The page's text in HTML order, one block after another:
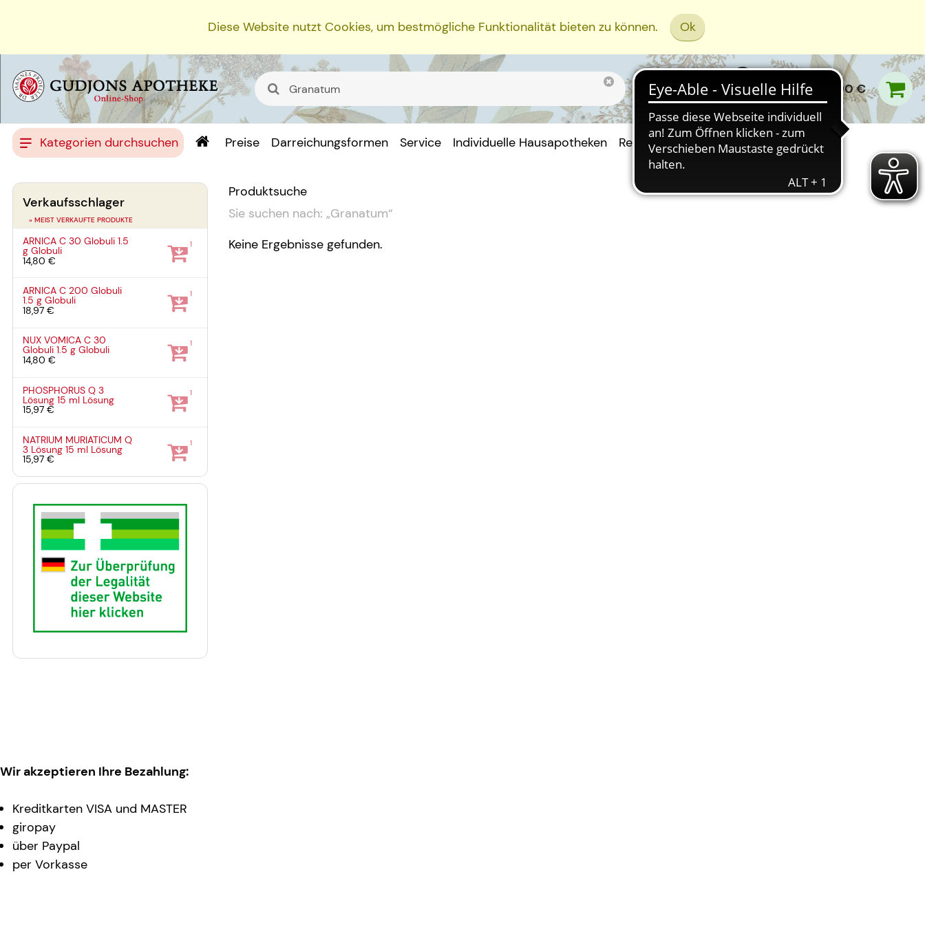
Diese Website nutzt Cookies, um bestmögliche Funktionalität bieten zu können. Ok
0,00 €
Kategorien durchsuchen Preise Darreichungsformen Service Individuelle Hausapotheken Rezept Einreichen
Produktsuche
Sie suchen nach: „Granatum“
Keine Ergebnisse gefunden.
Verkaufsschlager
» MEIST VERKAUFTE PRODUKTE
ARNICA C 30 Globuli1.5
gGlobuli
14,80 €
1
ARNICA C 200 Globuli
1.5 gGlobuli
18,97 €
1
NUX VOMICA C 30
Globuli1.5 gGlobuli
14,80 €
1
PHOSPHORUS Q 3
Lösung15 ml Lösung
15,97 €
1
NATRIUM MURIATICUM Q
3 Lösung15 ml Lösung
15,97 €
1
Wir akzeptieren Ihre Bezahlung:
Kreditkarten VISA und MASTER
giropay
über Paypal
per Vorkasse